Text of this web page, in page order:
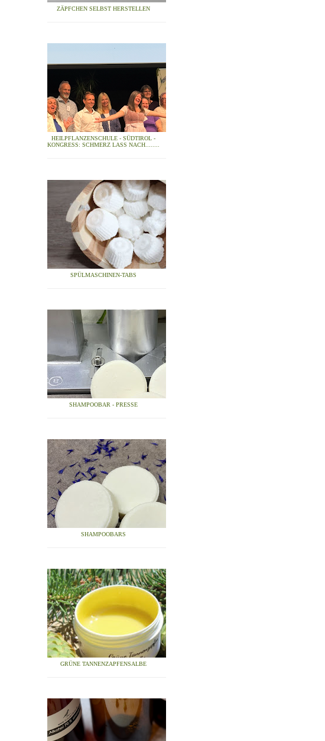
ZÄPFCHEN SELBST HERSTELLEN
HEILPFLANZENSCHULE - SÜDTIROL -
KONGRESS: SCHMERZ LASS NACH........
SPÜLMASCHINEN-TABS
SHAMPOOBAR - PRESSE
SHAMPOOBARS
GRÜNE TANNENZAPFENSALBE